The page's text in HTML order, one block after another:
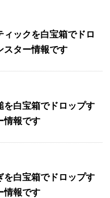
ィックを白宝箱でドロ
スター情報です
を白宝箱でドロップす
情報です
を白宝箱でドロップす
情報です